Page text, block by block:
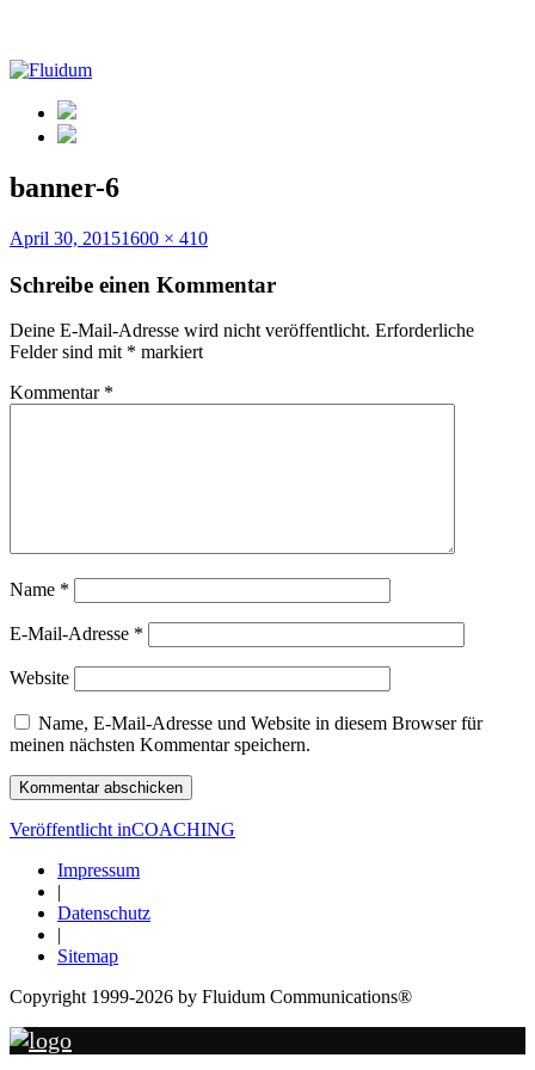
banner-6
Veröffentlicht
April 30, 2015Volle
1600 × 410
Schreibe einen Kommentar
Deine E-Mail-Adresse wird nicht veröffentlicht. Erforderliche
Felder sind mit * markiert
Kommentar *
Name *
E-Mail-Adresse *
Website
Name, E-Mail-Adresse und Website in diesem Browser für
meinen nächsten Kommentar speichern.
Beitragsnavigation
Veröffentlicht inCOACHING
Impressum
|
Datenschutz
|
Sitemap
Copyright 1999-2026 by Fluidum Communications®